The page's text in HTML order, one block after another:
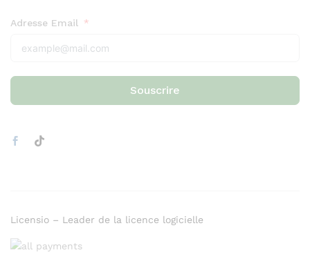
Adresse Email
Souscrire
Licensio – Leader de la licence logicielle